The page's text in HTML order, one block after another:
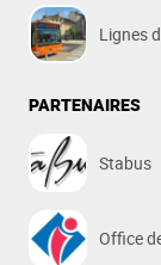
Lignes
PARTENAIRES
Stabus
Office